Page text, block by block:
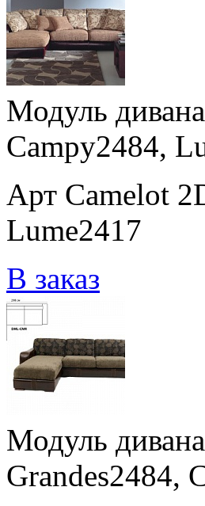
Модуль
Campy2484,
Арт Camelot
Lume2417
В заказ
Модуль
Grandes2484,